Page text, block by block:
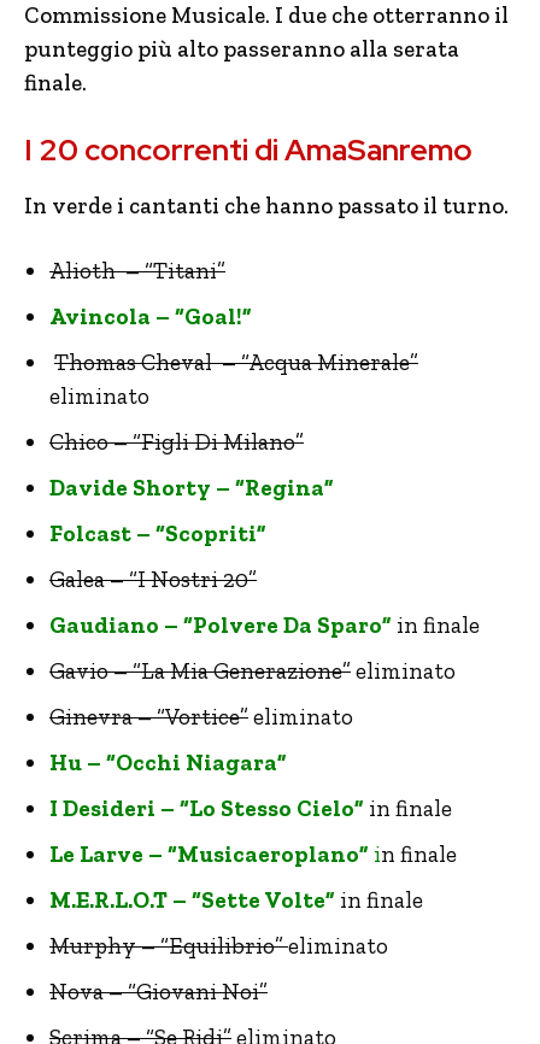
Commissione Musicale. I due che otterranno il
punteggio più alto passeranno alla serata
finale.
I 20 concorrenti di AmaSanremo
In verde i cantanti che hanno passato il turno.
Alioth – “Titani”
Avincola – “Goal!”
Thomas Cheval – “Acqua Minerale”
eliminato
Chico – “Figli Di Milano”
Davide Shorty – “Regina”
Folcast – “Scopriti”
Galea – “I Nostri 20”
Gaudiano – “Polvere Da Sparo” in finale
Gavio – “La Mia Generazione”eliminato
Ginevra – “Vortice”eliminato
Hu – “Occhi Niagara”
I Desideri – “Lo Stesso Cielo” in finale
Le Larve – “Musicaeroplano” in finale
M.E.R.L.O.T – “Sette Volte” in finale
Murphy – “Equilibrio”eliminato
Nova – “Giovani Noi”
Scrima – “Se Ridi”eliminato